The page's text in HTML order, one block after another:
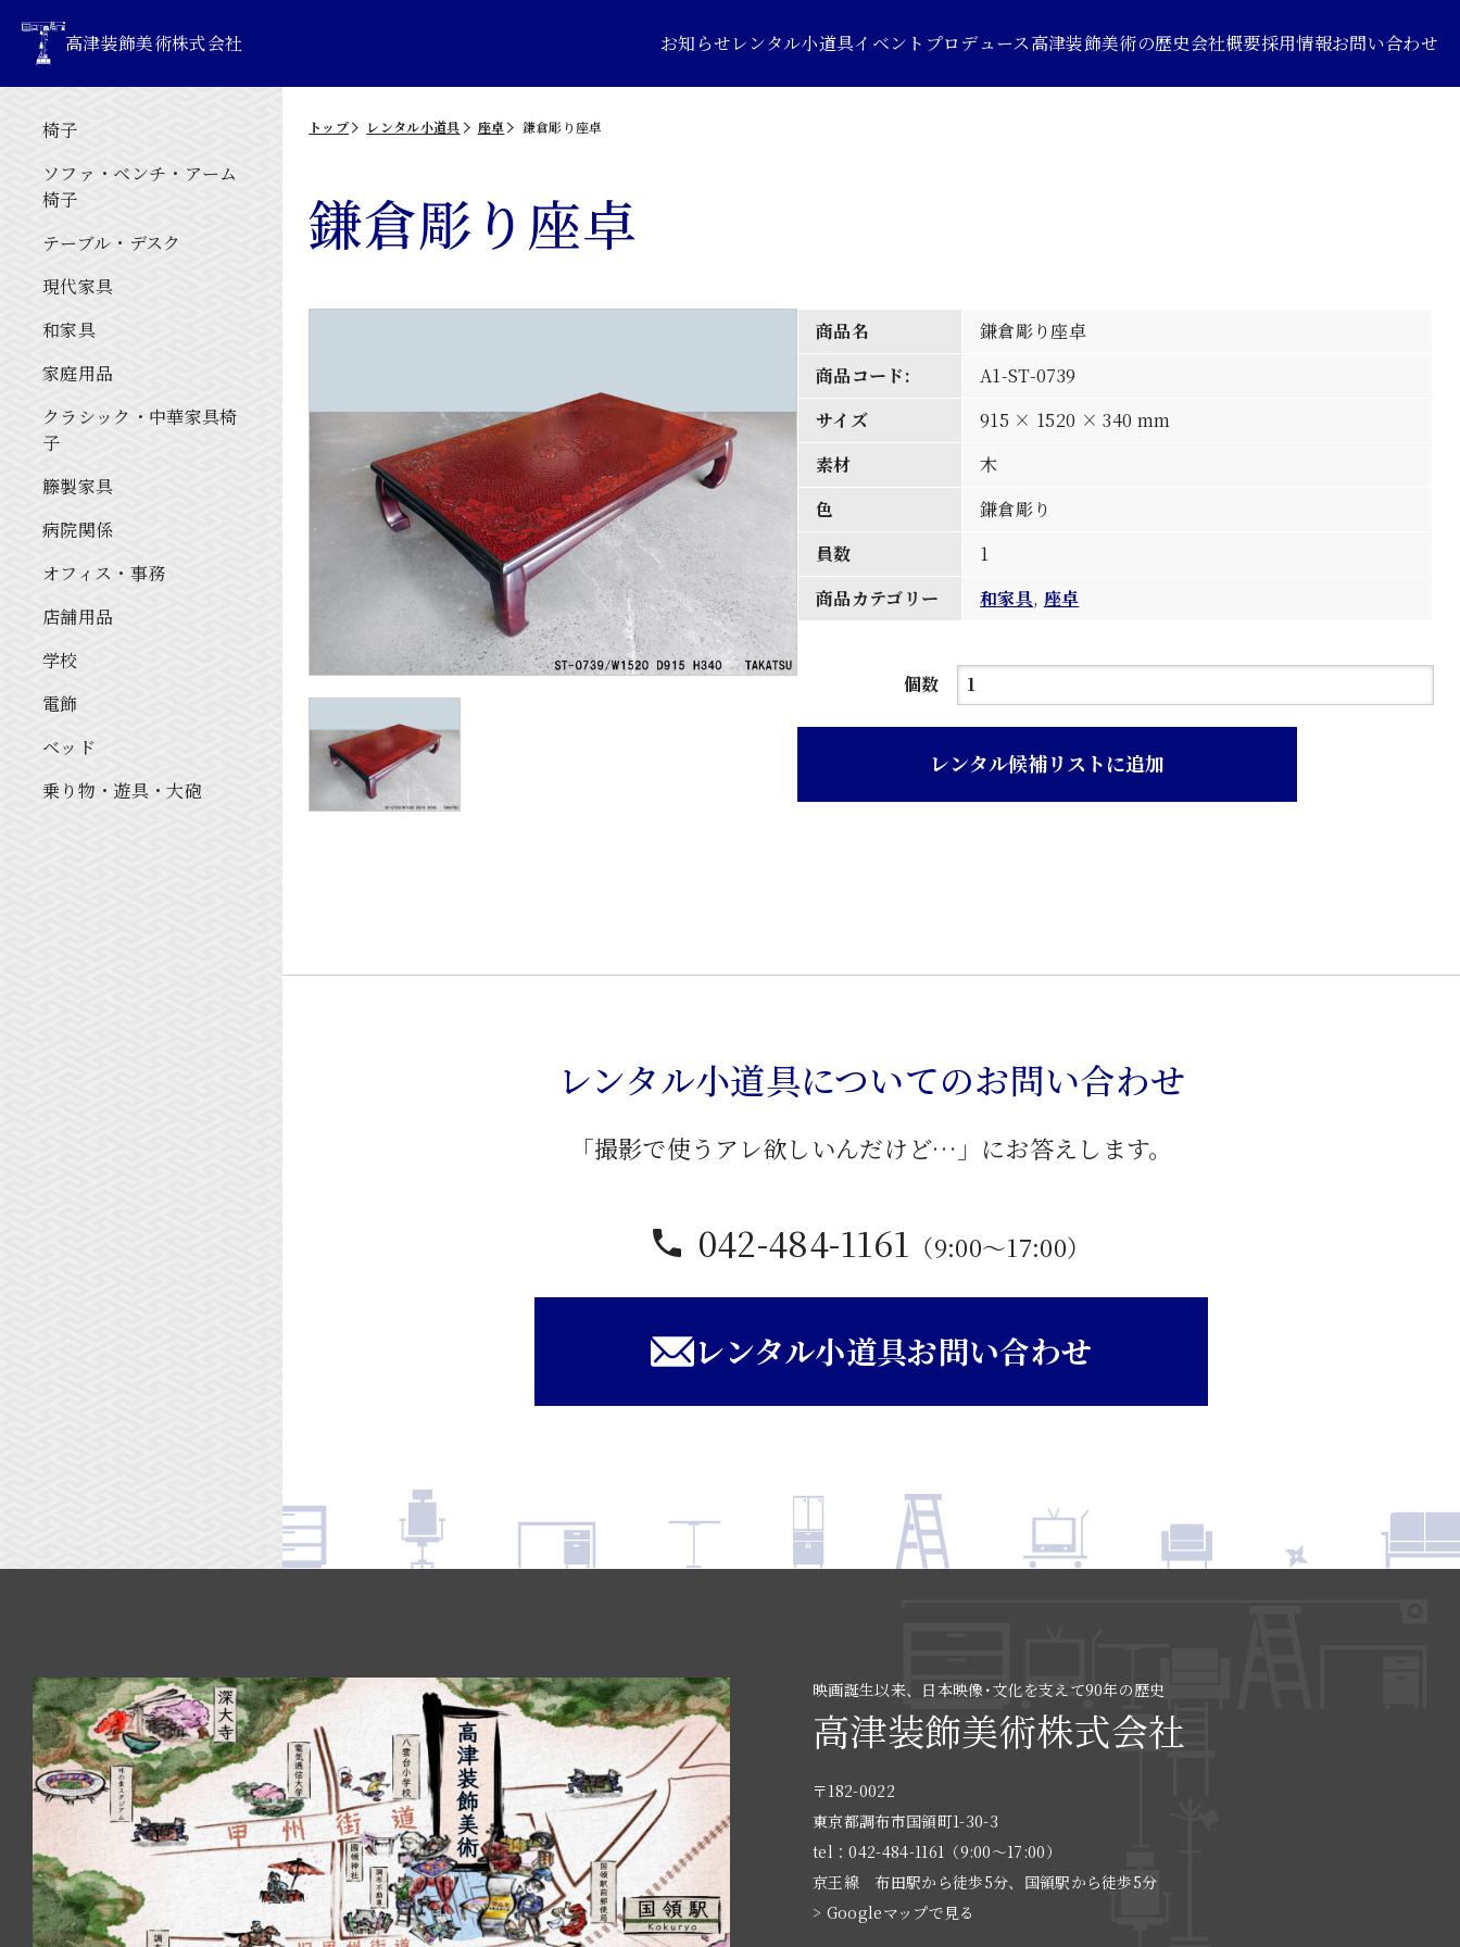
高津装飾美術株式会社 お知らせレンタル小道具イベントプロデュース高津装飾美術の歴史会社概要採用情報お問い合わせ
椅子
ソファ・ベンチ・アーム
椅子
テーブル・デスク
現代家具
和家具
家庭用品
クラシック・中華家具椅
子
籐製家具
病院関係
オフィス・事務
店舗用品
学校
電飾
ベッド
乗り物・遊具・大砲
トップ レンタル小道具 座卓 鎌倉彫り座卓
鎌倉彫り座卓
商品名
鎌倉彫り座卓
商品コード:
A1-ST-0739
サイズ
915 × 1520 × 340 mm
素材
木
色
鎌倉彫り
員数
1
商品カテゴリー
和家具, 座卓
個数
鎌
レンタル候補リストに追加
レンタル小道具についてのお問い合わせ
「撮影で使うアレ欲しいんだけど…」にお答えします。
042-484-1161 （9:00〜17:00）
レンタル小道具お問い合わせ
映画誕生以来、日本映像･文化を支えて90年の歴史
高津装飾美術株式会社
〒182-0022
東京都調布市国領町1-30-3
tel：042-484-1161（9:00〜17:00）
京王線 布田駅から徒歩5分、国領駅から徒歩5分
> Googleマップで見る